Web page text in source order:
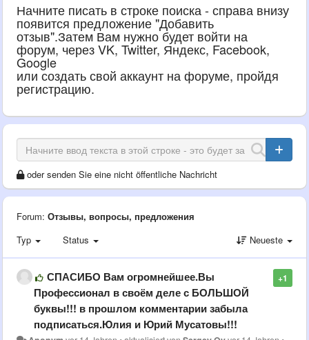
Начните писать в строке поиска - справа внизу
появится предложение "Добавить
отзыв".Затем Вам нужно будет войти на
форум, через VK, Twitter, Яндекс, Facebook,
Google
или создать свой аккаунт на форуме, пройдя
регистрацию.
oder senden Sie eine nicht öffentliche Nachricht
Forum: Отзывы, вопросы, предложения
Typ
Status Neueste
+1
СПАСИБО Вам огромнейшее.Вы
Профессионал в своём деле с БОЛЬШОЙ
буквы!!! в прошлом комментарии забыла
подписаться.Юлия и Юрий Мусатовы!!!